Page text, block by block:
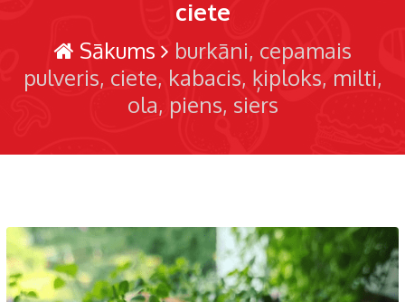
ciete
Sākums burkāni cepamais
pulveris ciete kabacis ķiploks milti
ola piens siers